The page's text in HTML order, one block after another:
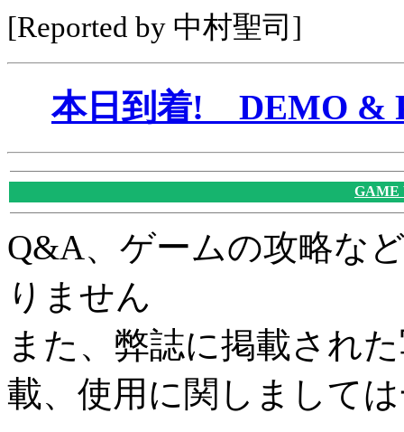
[Reported by 中村聖司]
本日到着! DEMO &
GAME
Q&A、ゲームの攻略な
りません
また、弊誌に掲載され
載、使用に関しまして